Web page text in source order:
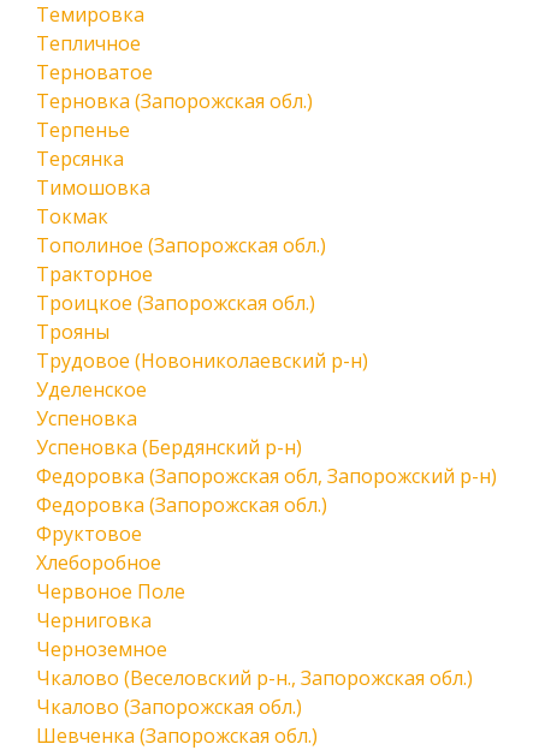
Темировка
Тепличное
Терноватое
Терновка (Запорожская обл.)
Терпенье
Терсянка
Тимошовка
Токмак
Тополиное (Запорожская обл.)
Тракторное
Троицкое (Запорожская обл.)
Трояны
Трудовое (Новониколаевский р-н)
Уделенское
Успеновка
Успеновка (Бердянский р-н)
Федоровка (Запорожская обл, Запорожский р-н)
Федоровка (Запорожская обл.)
Фруктовое
Хлеборобное
Червоное Поле
Черниговка
Черноземное
Чкалово (Веселовский р-н., Запорожская обл.)
Чкалово (Запорожская обл.)
Шевченка (Запорожская обл.)